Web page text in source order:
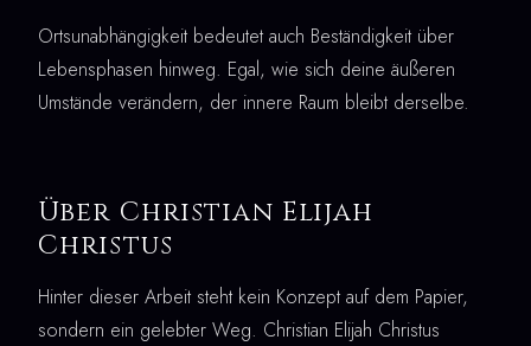
Ortsunabhängigkeit bedeutet auch Beständigkeit über
Lebensphasen hinweg. Egal, wie sich deine äußeren
Umstände verändern, der innere Raum bleibt derselbe.
Über Christian Elijah
Christus
Hinter dieser Arbeit steht kein Konzept auf dem Papier,
sondern ein gelebter Weg. Christian Elijah Christus